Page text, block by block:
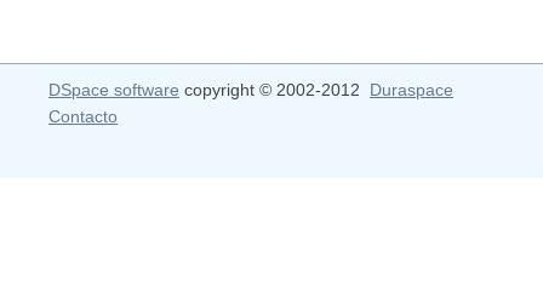
DSpace software copyright © 2002-2012 Duraspace
Contacto